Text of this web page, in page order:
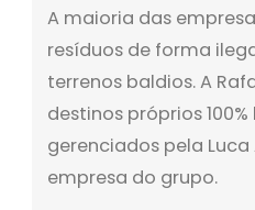
A maioria das
resíduos de forma
terrenos baldios. A
destinos próprios
gerenciados pela
empresa do grupo.